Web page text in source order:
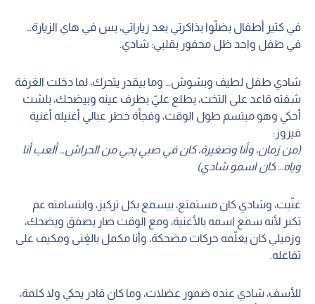
في كتير أطفال بضلّوا بذاكرتي بعد زياراتي، بس في هاي الزيارة…
في طفل واحد ظل محفور بقلبي: شادي.
شادي طفل لطيف وبشوش… وما بيقدر يتحرك، لما دخلت الغرفة
شفته قاعد على التخت، بطلع عليّ بطرف عينه وبيضحك، بلشت
أحكي وهو مبتسم طول الوقت، وفجأة خطر عبالي أغنيله أغنية
فيروز:
(من زمان، وأنا وصغيرة، كان في صبي يجي من الحراش… ألعب أنا
وياه… كان اسمو شادي)
غنّيت، وشادي كان مستمتع، بيسمع بكل تركيز، وابتسامته عم
تكبر لأنه سمع اسمه بالأغنية، ومع الوقت صار يصفق ويضحك،
وزميلي كان يعلّمه حركات مضحكة، وأنا مكمل بالغِنى ومكيف على
تفاعله.
للأسف، شادي عنده ضمور عضلات، وما كان قادر يحكي ولا كلمة،